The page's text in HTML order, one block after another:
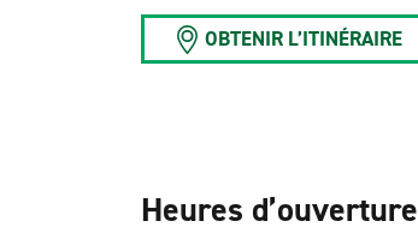
OBTENIR L’ITINÉRAIRE
Heures d’ouverture